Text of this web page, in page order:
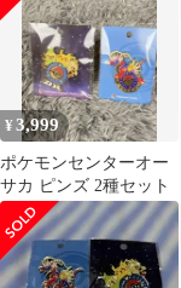
¥3,999
ポケモンセンターオー
サカ ピンズ 2種セット